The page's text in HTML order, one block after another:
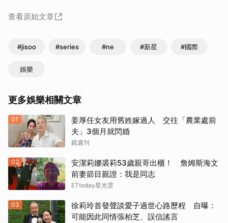
查看原始文章
#jisoo #series #ne #新星 #國際
娛樂
更多娛樂相關文章
01
姜厚任女友用舊姓嫁過人 交往「農業處前
夫」3個月就閃婚
鏡週刊
02
安潔莉娜裘莉53歲親哥出櫃！ 詹姆斯海文
前妻節目親證：我是同志
ETtoday星光雲
03
徐莉玲首發聲談愛子過世心路歷程 自曝：
可能因此同情張柏芝、誤信謠言